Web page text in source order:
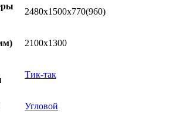
2480х1500х770(960)
2100х1300
Тик-так
Угловой